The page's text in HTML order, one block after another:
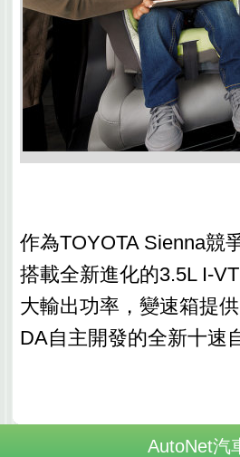
作為TOYOTA Sienna競
搭載全新進化的3.5L I-
大輸出功率，變速箱提
DA自主開發的全新十速
AutoNet汽